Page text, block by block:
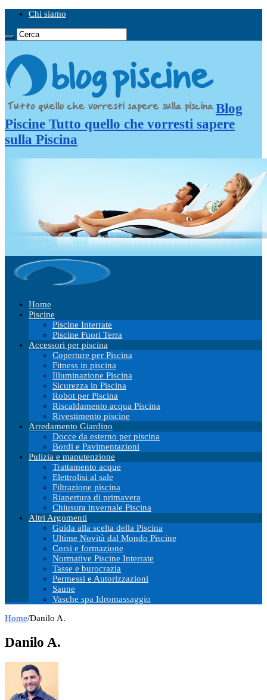
Chi siamo
Blog
Piscine Tutto quello che vorresti sapere
sulla Piscina
Home
Piscine
Piscine Interrate
Piscine Fuori Terra
Accessori per piscina
Coperture per Piscina
Fitness in piscina
Illuminazione Piscina
Sicurezza in Piscina
Robot per Piscina
Riscaldamento acqua Piscina
Rivestimento piscine
Arredamento Giardino
Docce da esterno per piscina
Bordi e Pavimentazioni
Pulizia e manutenzione
Trattamento acque
Elettrolisi al sale
Filtrazione piscina
Riapertura di primavera
Chiusura invernale Piscina
Altri Argomenti
Guida alla scelta della Piscina
Ultime Novità dal Mondo Piscine
Corsi e formazione
Normative Piscine Interrate
Tasse e burocrazia
Permessi e Autorizzazioni
Saune
Vasche spa Idromassaggio
Home/Danilo A.
Danilo A.